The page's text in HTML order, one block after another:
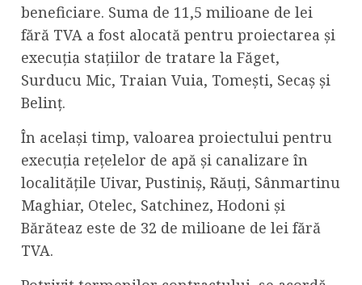
beneficiare. Suma de 11,5 milioane de lei
fără TVA a fost alocată pentru proiectarea și
execuția stațiilor de tratare la Făget,
Surducu Mic, Traian Vuia, Tomești, Secaș și
Belinț.
În același timp, valoarea proiectului pentru
execuția rețelelor de apă și canalizare în
localitățile Uivar, Pustiniș, Răuți, Sânmartinu
Maghiar, Otelec, Satchinez, Hodoni și
Bărăteaz este de 32 de milioane de lei fără
TVA.